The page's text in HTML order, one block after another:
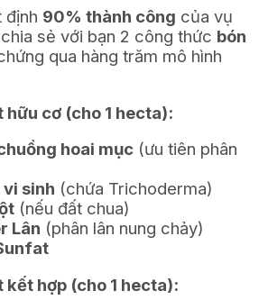
định 90% thành công của vụ
sẻ với bạn 2 công thức bón
qua hàng trăm mô hình
cơ (cho 1 hecta):
hoai mục (ưu tiên phân
sinh (chứa Trichoderma)
(nếu đất chua)
Lân (phân lân nung chảy)
hợp (cho 1 hecta):